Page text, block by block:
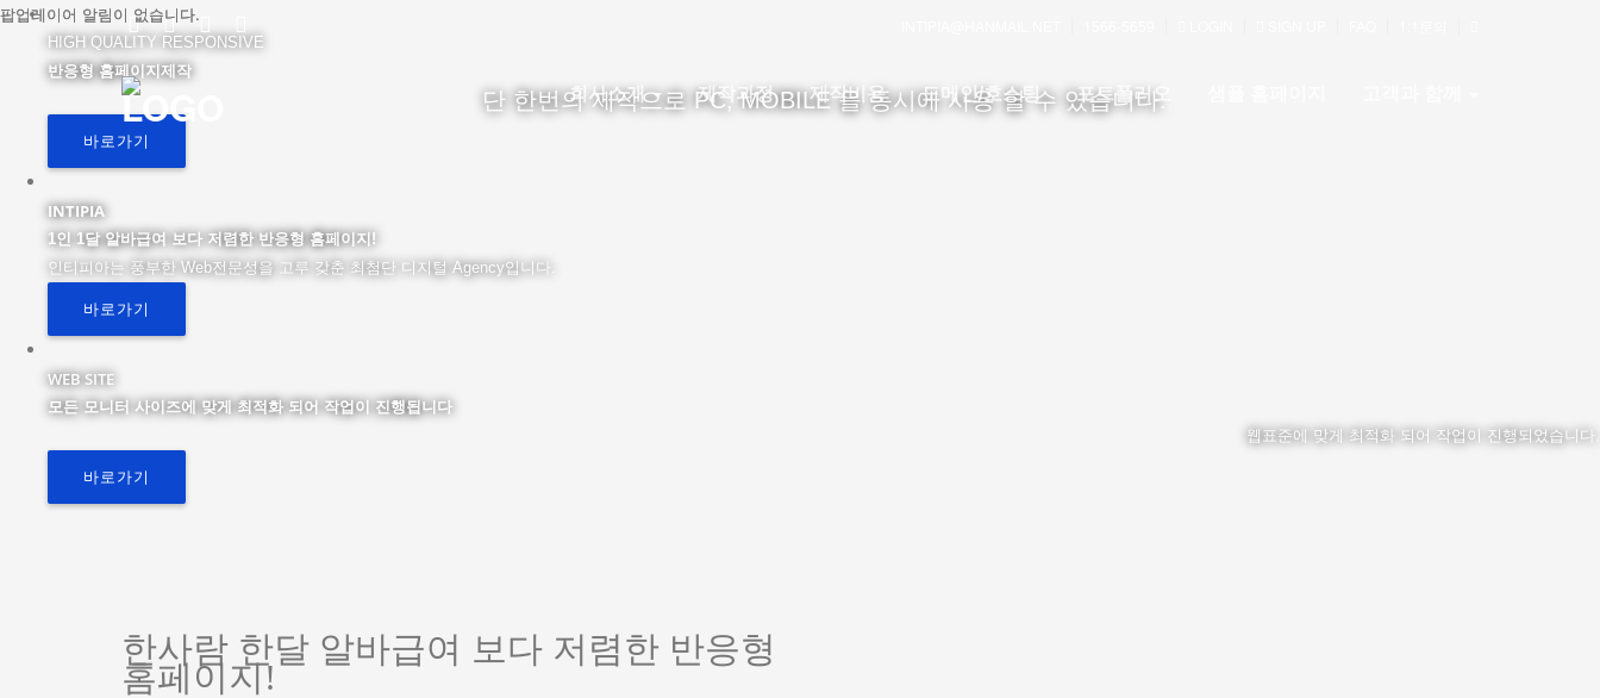
팝업레이어 알림이 없습니다.
회사소개 제작과정 제작비용 도메인/호스팅 포트폴리오
팝업레이어 알림이 없습니다.
HIGH QUALITY RESPONSIVE
반응형 홈페이지제작
단 한번의 제작으로 PC, MOBILE 을 동시에 사용 할 수 있습니다.
바로가기
INTIPIA
1인 1달 알바급여 보다 저렴한 반응형 홈페이지!
인티피아는 풍부한 Web전문성을 고루 갖춘 최첨단 디지털 Agency입니다.
바로가기
WEB SITE
모든 모니터 사이즈에 맞게 최적화 되어 작업이 진행됩니다
웹표준에 맞게 최적화 되어 작업이 진행되었습니다.
바로가기
한사람 한달 알바급여 보다 저렴한 반응형
홈페이지!